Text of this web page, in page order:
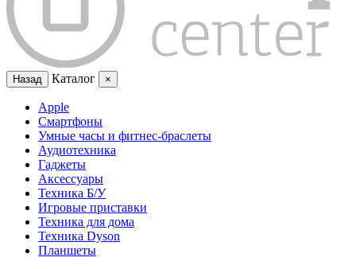
Назад Каталог ×
Apple
Смартфоны
Умные часы и фитнес-браслеты
Аудиотехника
Гаджеты
Аксессуары
Техника Б/У
Игровые приставки
Техника для дома
Техника Dyson
Планшеты